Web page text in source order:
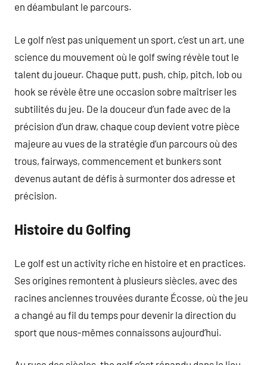
en déambulant le parcours.
Le golf n’est pas uniquement un sport, c’est un art, une
science du mouvement où le golf swing révèle tout le
talent du joueur. Chaque putt, push, chip, pitch, lob ou
hook se révèle être une occasion sobre maîtriser les
subtilités du jeu. De la douceur d’un fade avec de la
précision d’un draw, chaque coup devient votre pièce
majeure au vues de la stratégie d’un parcours où des
trous, fairways, commencement et bunkers sont
devenus autant de défis à surmonter dos adresse et
précision.
Histoire du Golfing
Le golf est un activity riche en histoire et en practices.
Ses origines remontent à plusieurs siècles, avec des
racines anciennes trouvées durante Écosse, où the jeu
a changé au fil du temps pour devenir la direction du
sport que nous-mêmes connaissons aujourd’hui.